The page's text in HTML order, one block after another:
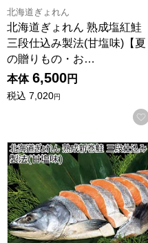
北海道ぎょれん
北海道ぎょれん 熟成塩紅鮭
三段仕込み製法(甘塩味)【夏
の贈りもの・お…
本体 6,500円
税込 7,020円
北海道ぎょれん 熟成新巻鮭